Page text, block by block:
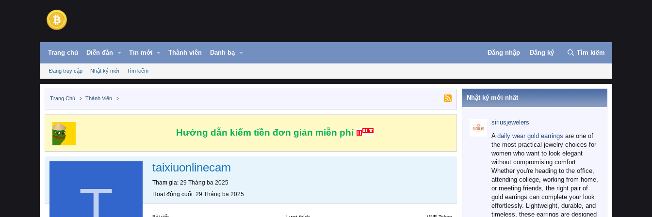
Trang chủ Diễn đàn Tin mới Thành viên Danh bạ Đăng nhập Đăng ký Tìm kiếm
Đang truy cập Nhật ký mới Tìm kiếm
Trang Chủ Thành Viên
Hướng dẫn kiếm tiền đơn giản miễn phí
taixiuonlinecam
Tham gia 29 Tháng ba 2025
Hoạt động cuối 29 Tháng ba 2025
Nhật ký mới nhất
siriusjewelers
A daily wear gold earrings are one of
the most practical jewelry choices for
women who want to look elegant
without compromising comfort.
Whether you're heading to the office,
attending college, working from home,
or meeting friends, the right pair of
gold earrings can complete your look
effortlessly. Lightweight, durable, and
timeless, these earrings are designed